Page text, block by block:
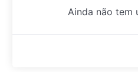
Ainda não tem